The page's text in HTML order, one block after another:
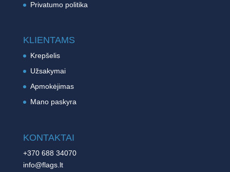
Privatumo politika
KLIENTAMS
Krepšelis
Užsakymai
Apmokėjimas
Mano paskyra
KONTAKTAI
+370 688 34070
info@flags.lt